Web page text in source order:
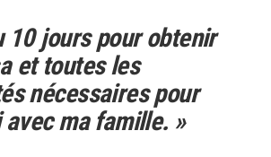
10 jours pour obtenir
et toutes les
nécessaires pour
avec ma famille. »